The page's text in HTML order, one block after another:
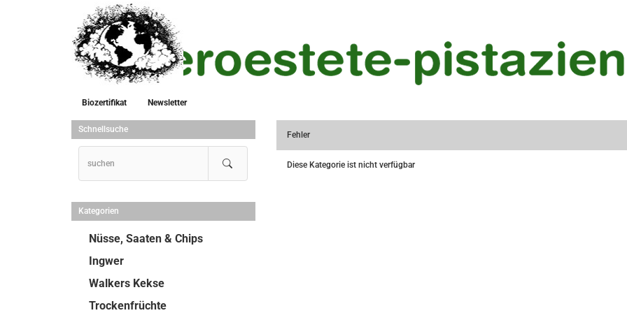
Biozertifikat Newsletter
Fehler
Diese Kategorie ist nicht verfügbar
Schnellsuche
Kategorien
Nüsse, Saaten & Chips
Ingwer
Walkers Kekse
Trockenfrüchte